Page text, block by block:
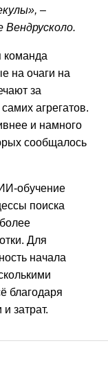
–
Вендрусколо.
команда
на очаги на
за
агрегатов.
и намного
сообщалось
обучение
поиска
Для
начала
благодаря
затрат.